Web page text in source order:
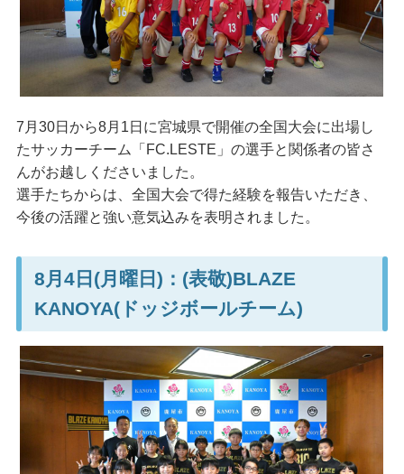
7月30日から8月1日に宮城県で開催の全国大会に出場し
たサッカーチーム「FC.LESTE」の選手と関係者の皆さ
んがお越しくださいました。
選手たちからは、全国大会で得た経験を報告いただき、
今後の活躍と強い意気込みを表明されました。
8月4日(月曜日)：(表敬)BLAZE
KANOYA(ドッジボールチーム)